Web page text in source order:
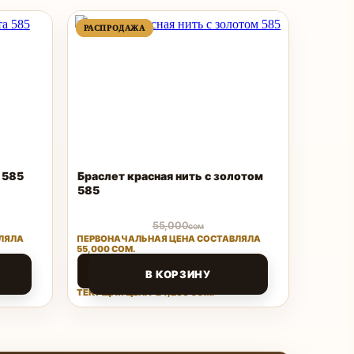
585
РАСПРОДАЖАПРОДАВАЕМЫЙ
ТОВАР
РАСПРОДАЖАПРОДАВАЕМЫЙ
ТОВАР
Браслет красная нить с золотом
585
55,000сом
ПЕРВОНАЧАЛЬНАЯ ЦЕНА СОСТАВЛЯЛА
55,000 СОМ.
ТЕКУЩАЯ ЦЕНА: 24,200 СОМ.
В КОРЗИНУ